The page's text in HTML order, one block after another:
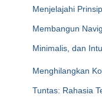
Menjelajahi
Membangun
Minimalis, dan
Menghilangkan
Tuntas: Rahasia